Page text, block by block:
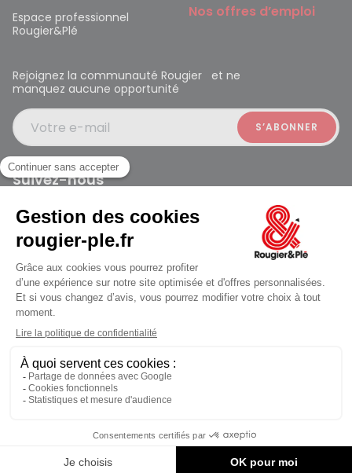
jusqu'au Vendredi à 10:00
Espace professionnel
Rougier&Plé
Nos offres d’emploi
Rejoignez la communauté Rougier et ne
manquez aucune opportunité
Votre e-mail
Suivez-nous
Rougier et Plé 2024 Copyright
Mentions légales
Conditions générales des ventes
Données personnelles
Paiement sécurisé